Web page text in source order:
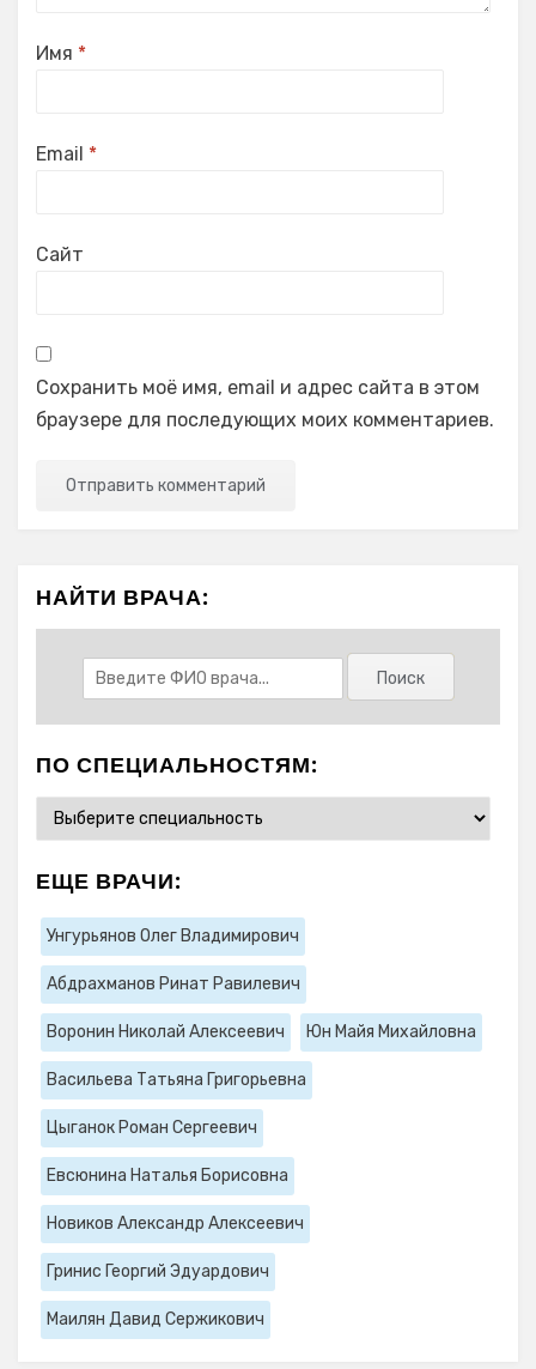
Имя *
Email *
Сайт
Сохранить моё имя, email и адрес сайта в этом
браузере для последующих моих комментариев.
НАЙТИ ВРАЧА:
ПО СПЕЦИАЛЬНОСТЯМ:
ЕЩЕ ВРАЧИ:
Унгурьянов Олег Владимирович
Абдрахманов Ринат Равилевич
Воронин Николай Алексеевич Юн Майя Михайловна
Васильева Татьяна Григорьевна
Цыганок Роман Сергеевич
Евсюнина Наталья Борисовна
Новиков Александр Алексеевич
Гринис Георгий Эдуардович
Маилян Давид Сержикович